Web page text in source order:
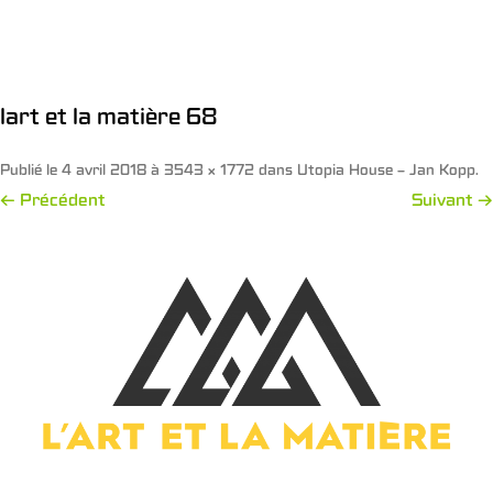
lart et la matière 68
Publié le 4 avril 2018 à 3543 × 1772 dans Utopia House – Jan Kopp.
← Précédent Suivant →